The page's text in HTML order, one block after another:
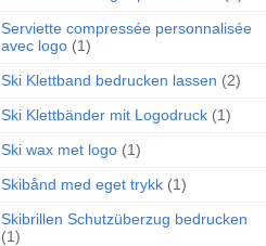
Serviette compressée personnalisée
avec logo (1)
Ski Klettband bedrucken lassen (2)
Ski Klettbänder mit Logodruck (1)
Ski wax met logo (1)
Skibånd med eget trykk (1)
Skibrillen Schutzüberzug bedrucken
(1)